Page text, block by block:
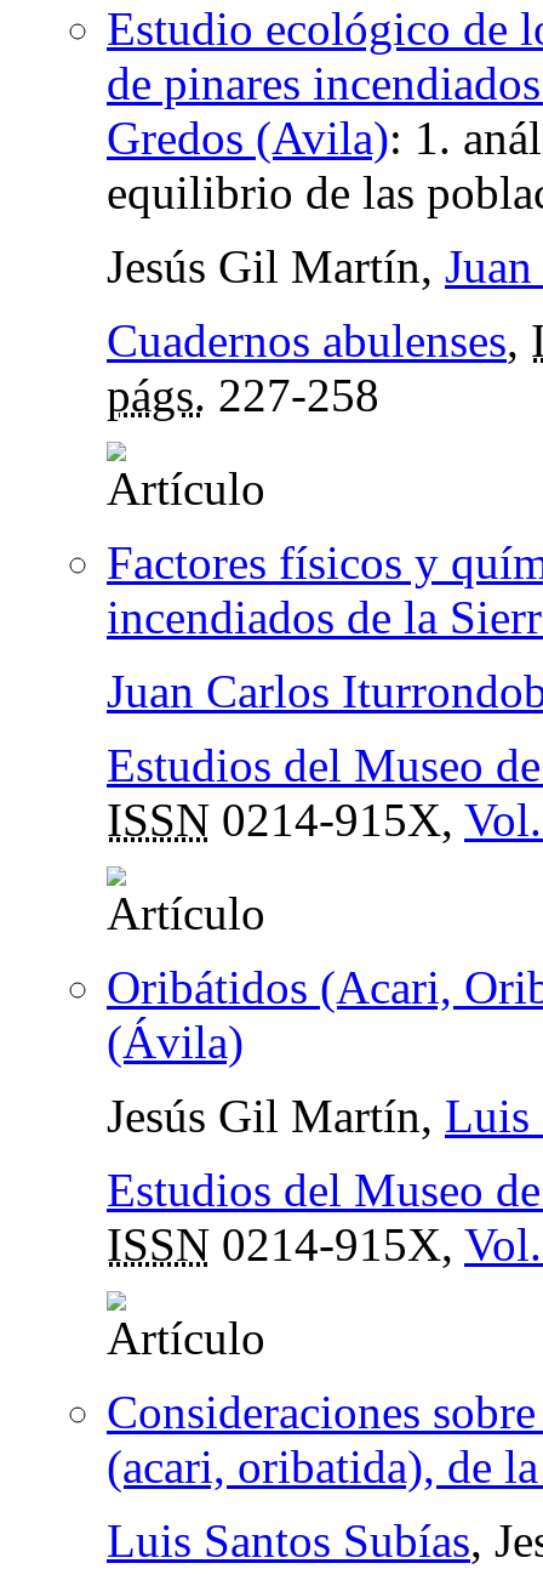
Estudio ecológico de
de pinares
Gredos (Avila): 1.
equilibrio de las
Jesús Gil Martín,
Cuadernos abulenses,
págs. 227-258
Factores físicos y
incendiados de la
Juan Carlos
Estudios del Museo
ISSN 0214-915X,
Oribátidos (Acari,
(Ávila)
Jesús Gil Martín, Luis
Estudios del Museo
ISSN 0214-915X,
Consideraciones
(acari, oribatida), de
Luis Santos Subías,